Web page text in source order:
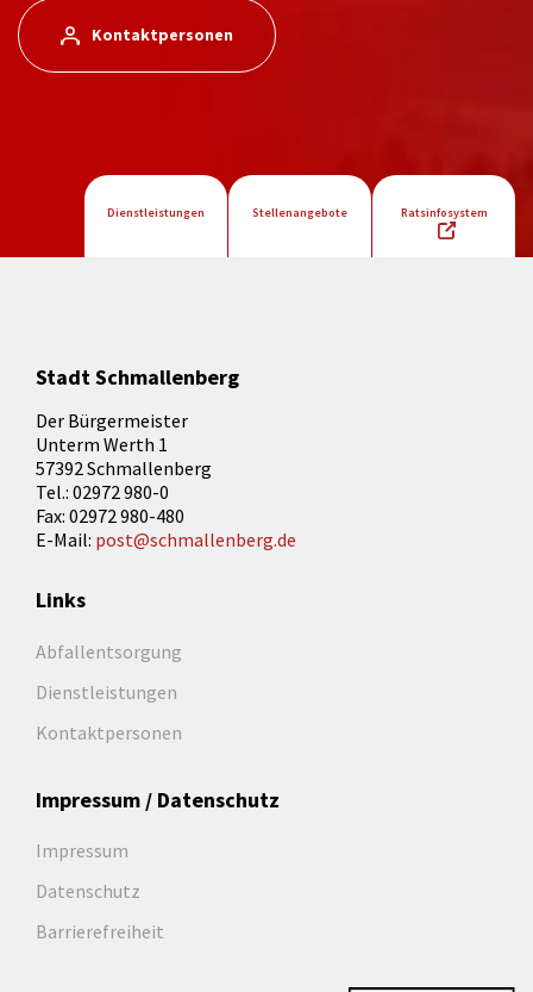
Kontaktpersonen
Dienstleistungen Stellenangebote Ratsinfosystem
Stadt Schmallenberg
Der Bürgermeister
Unterm Werth 1
57392 Schmallenberg
Tel.: 02972 980-0
Fax: 02972 980-480
E-Mail: post@schmallenberg.de
Links
Abfallentsorgung
Dienstleistungen
Kontaktpersonen
Impressum / Datenschutz
Impressum
Datenschutz
Barrierefreiheit